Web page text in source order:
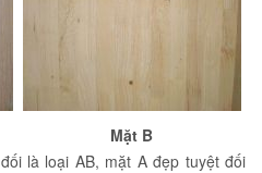
Mặt B
là loại AB, mặt A đẹp tuyệt đối